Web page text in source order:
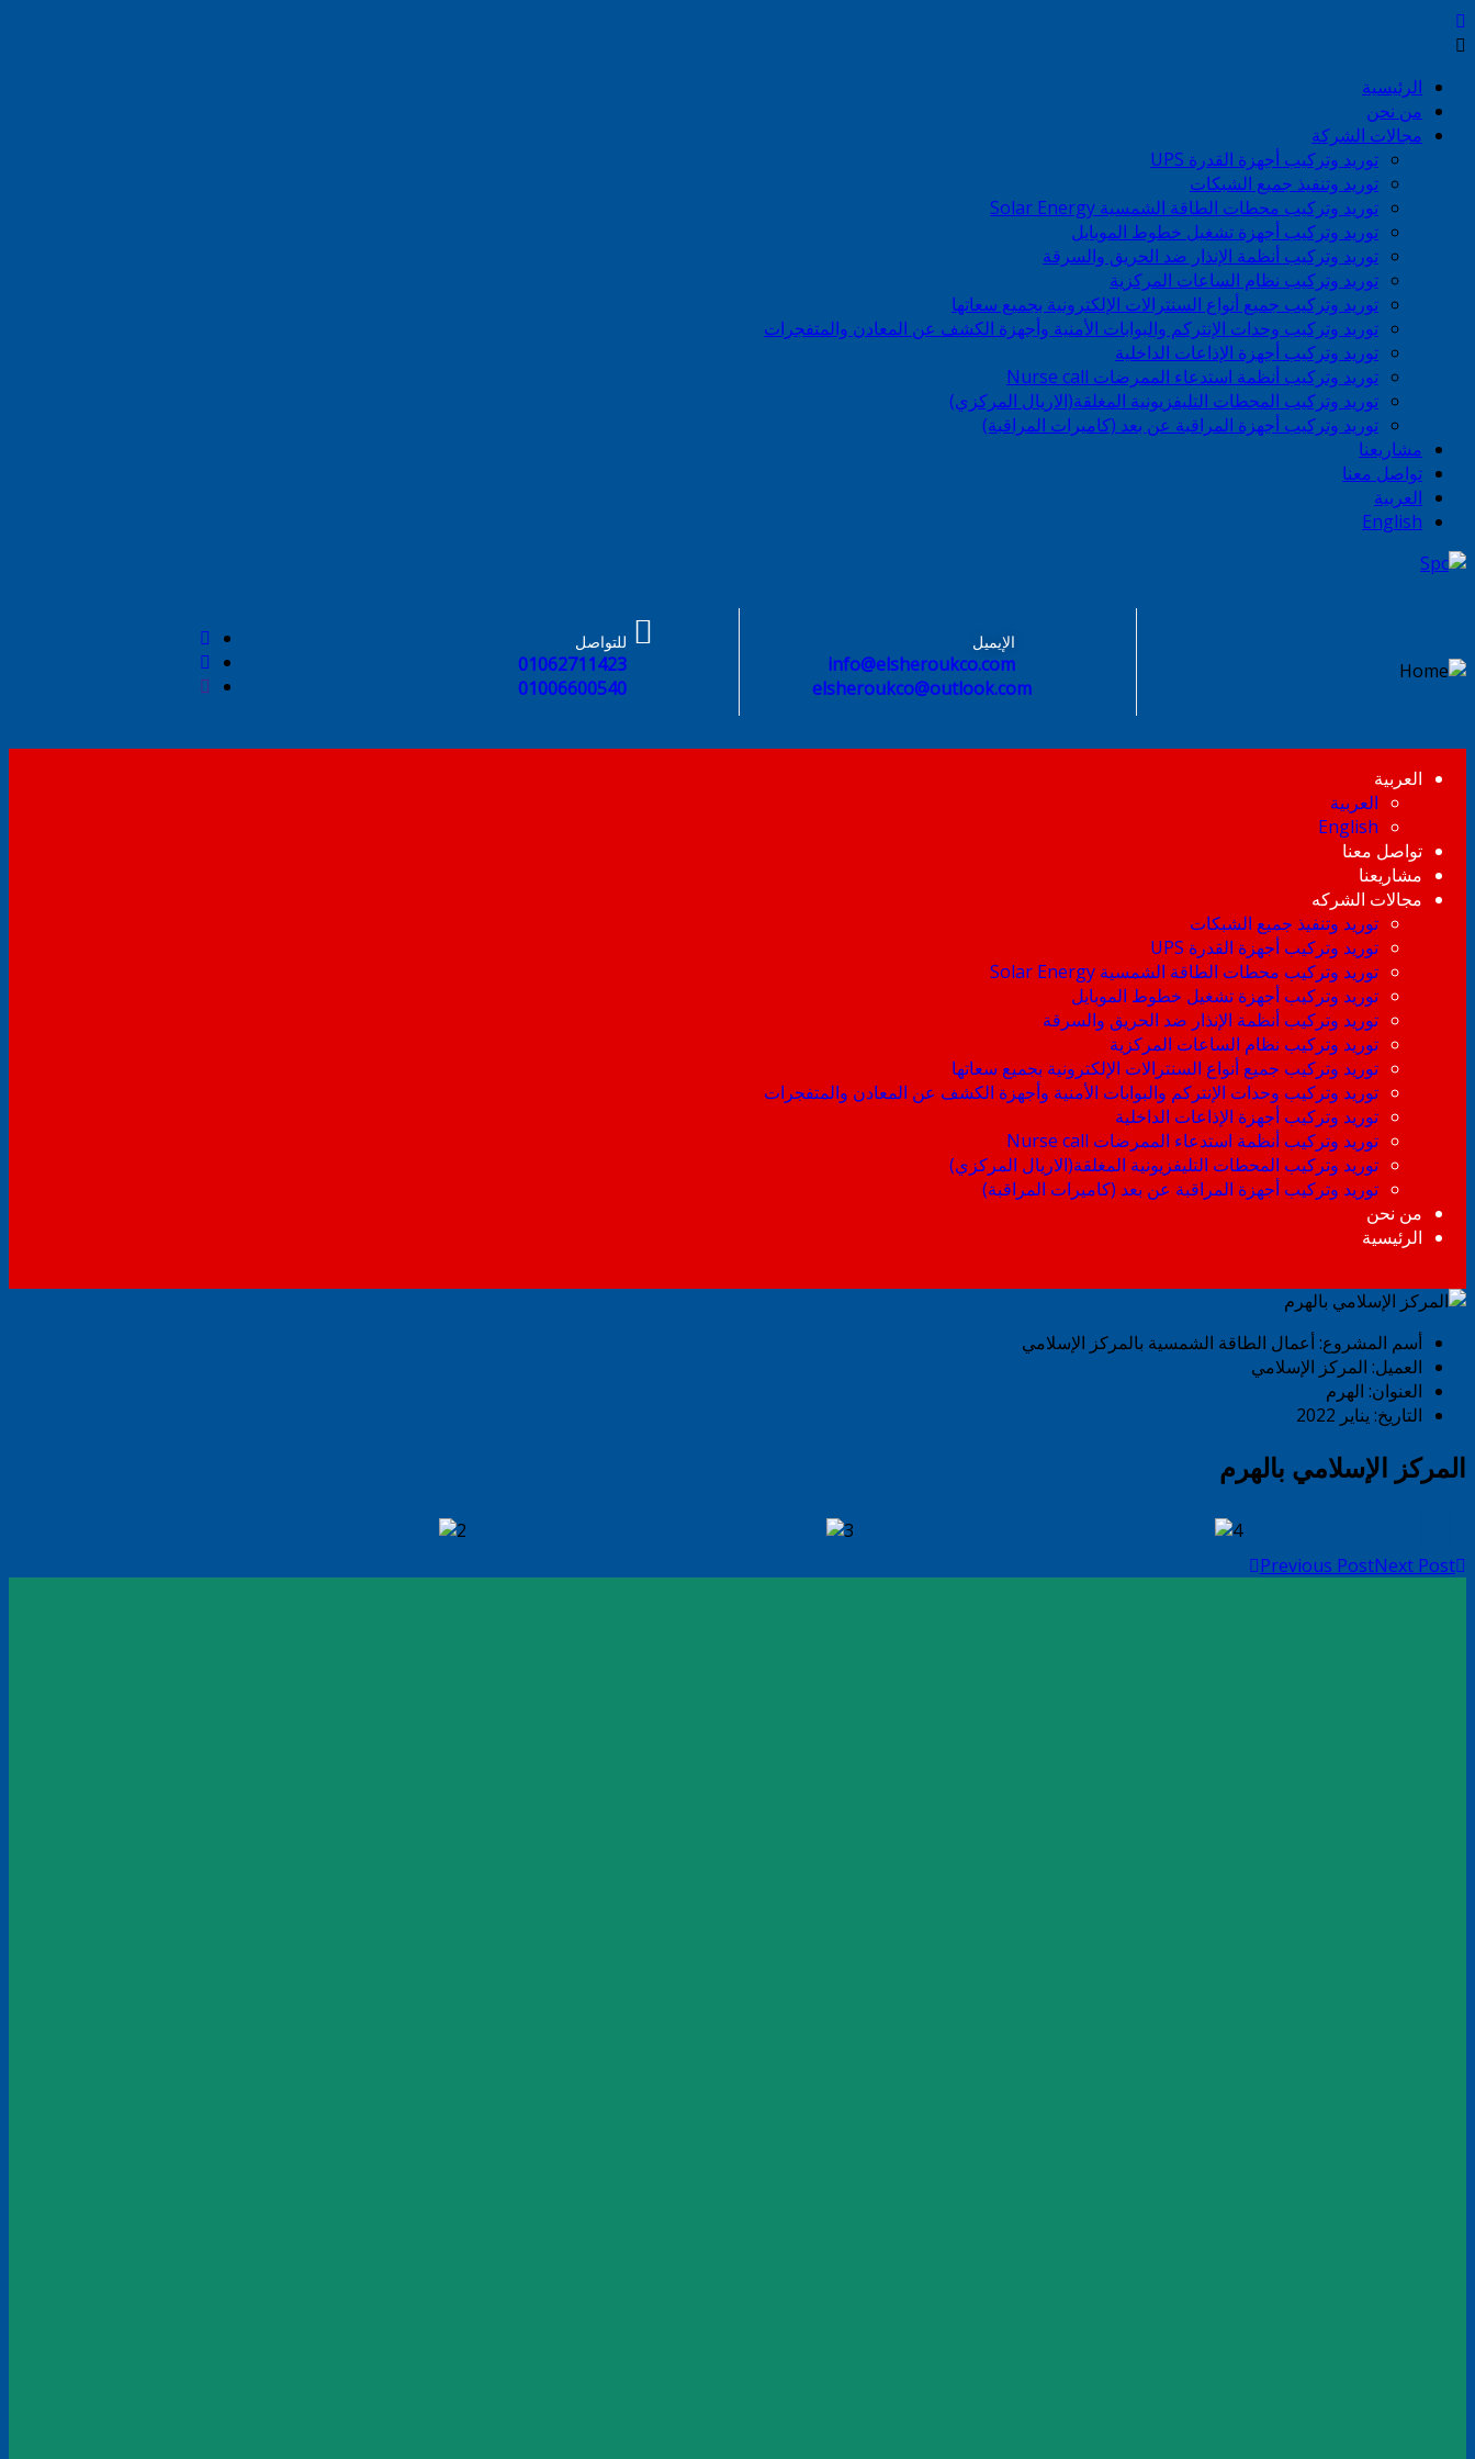
الرئيسية
من نحن
مجالات الشركة
توريد وتركيب أجهزة القدرة UPS
توريد وتنفيذ جميع الشبكات
توريد وتركيب محطات الطاقة الشمسية Solar Energy
توريد وتركيب أجهزة تشغيل خطوط الموبايل
توريد وتركيب أنظمة الإنذار ضد الحريق والسرقة
توريد وتركيب نظام الساعات المركزية
توريد وتركيب جميع أنواع السنترالات الإلكترونية بجميع سعاتها
توريد وتركيب وحدات الإنتركم والبوابات الأمنية وأجهزة الكشف عن المعادن والمتفجرات
توريد وتركيب أجهزة الإذاعات الداخلية
توريد وتركيب أنظمة استدعاء الممرضات Nurse call
توريد وتركيب المحطات التليفزيونية المغلقة(الاريال المركزي)
توريد وتركيب أجهزة المراقبة عن بعد (كاميرات المراقبة)
مشاريعنا
تواصل معنا
العربية
English
الإيميل
info@elsheroukco.com
elsheroukco@outlook.com
للتواصل
01062711423
01006600540
العربية
العربية
English
تواصل معنا
مشاريعنا
مجالات الشركه
توريد وتنفيذ جميع الشبكات
توريد وتركيب أجهزة القدرة UPS
توريد وتركيب محطات الطاقة الشمسية Solar Energy
توريد وتركيب أجهزة تشغيل خطوط الموبايل
توريد وتركيب أنظمة الإنذار ضد الحريق والسرقة
توريد وتركيب نظام الساعات المركزية
توريد وتركيب جميع أنواع السنترالات الإلكترونية بجميع سعاتها
توريد وتركيب وحدات الإنتركم والبوابات الأمنية وأجهزة الكشف عن المعادن والمتفجرات
توريد وتركيب أجهزة الإذاعات الداخلية
توريد وتركيب أنظمة استدعاء الممرضات Nurse call
توريد وتركيب المحطات التليفزيونية المغلقة(الاريال المركزي)
توريد وتركيب أجهزة المراقبة عن بعد (كاميرات المراقبة)
من نحن
الرئيسية
أسم المشروع:أعمال الطاقة الشمسية بالمركز الإسلامي
العميل: المركز الإسلامي
العنوان: الهرم
التاريخ: يناير 2022
المركز الإسلامي بالهرم
Previous PostNext Post